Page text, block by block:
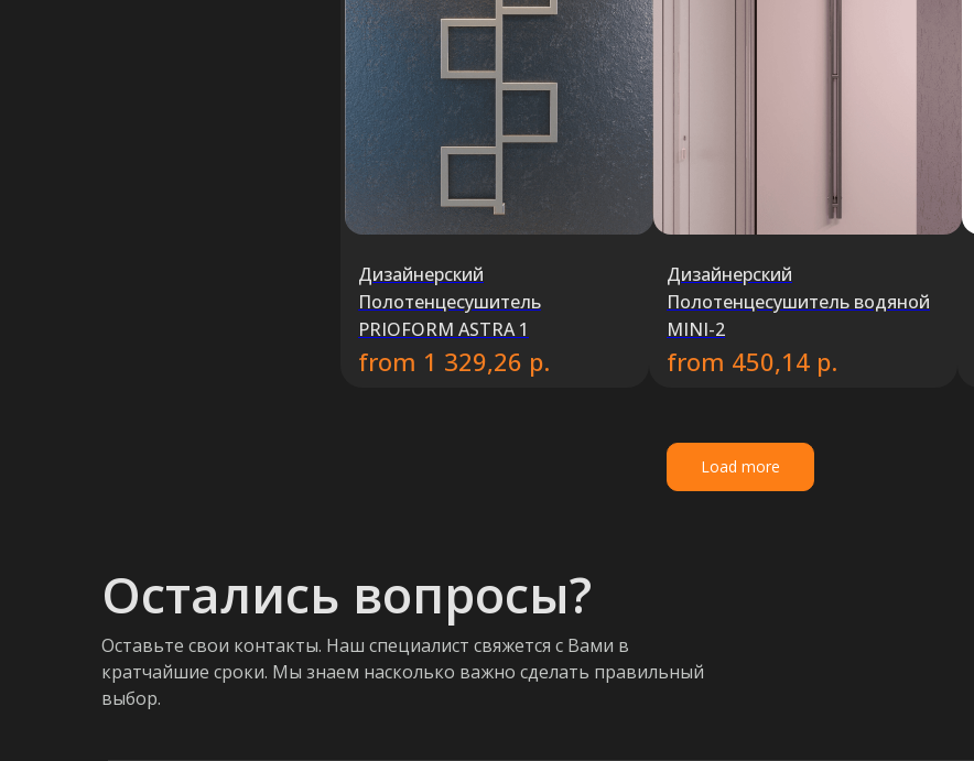
Дизайнерский
Полотенцесушитель
PRIOFORM ASTRA 1
from 1 329,26 р.
Дизайнерский
Полотенцесушитель водяной
MINI-2
from 450,14 р.
Load more
Остались вопросы?
Оставьте свои контакты. Наш специалист свяжется с Вами в
кратчайшие сроки. Мы знаем насколько важно сделать правильный
выбор.